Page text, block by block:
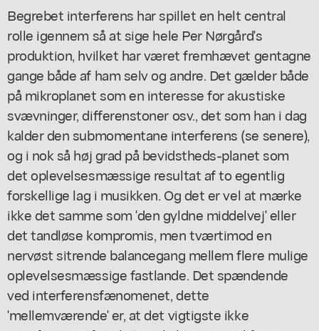
Begrebet interferens har spillet en helt central
rolle igennem så at sige hele Per Nørgård's
produktion, hvilket har været fremhævet gentagne
gange både af ham selv og andre. Det gælder både
på mikroplanet som en interesse for akustiske
svævninger, differenstoner osv., det som han i dag
kalder den submomentane interferens (se senere),
og i nok så høj grad på bevidstheds-planet som
det oplevelsesmæssige resultat af to egentlig
forskellige lag i musikken. Og det er vel at mærke
ikke det samme som 'den gyldne middelvej' eller
det tandløse kompromis, men tværtimod en
nervøst sitrende balancegang mellem flere mulige
oplevelsesmæssige fastlande. Det spændende
ved interferensfænomenet, dette
'mellemværende' er, at det vigtigste ikke